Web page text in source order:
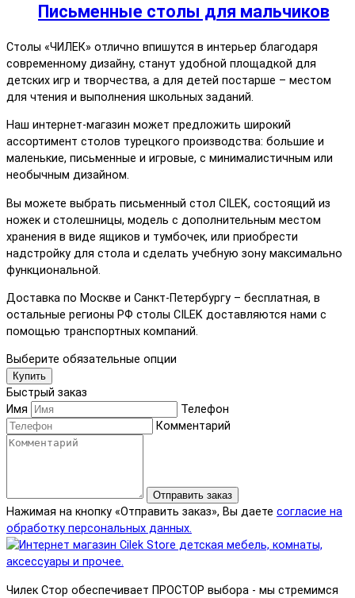
Письменные столы для мальчиков
Столы «ЧИЛЕК» отлично впишутся в интерьер благодаря
современному дизайну, станут удобной площадкой для
детских игр и творчества, а для детей постарше – местом
для чтения и выполнения школьных заданий.
Наш интернет-магазин может предложить широкий
ассортимент столов турецкого производства: большие и
маленькие, письменные и игровые, с минималистичным или
необычным дизайном.
Вы можете выбрать письменный стол CILEK, состоящий из
ножек и столешницы, модель с дополнительным местом
хранения в виде ящиков и тумбочек, или приобрести
надстройку для стола и сделать учебную зону максимально
функциональной.
Доставка по Москве и Санкт-Петербургу – бесплатная, в
остальные регионы РФ столы CILEK доставляются нами с
помощью транспортных компаний.
Выберите обязательные опции
Купить
Быстрый заказ
Имя
Телефон
Комментарий
Отправить заказ
Нажимая на кнопку «Отправить заказ», Вы даете согласие на
обработку персональных данных.
Чилек Стор обеспечивает ПРОСТОР выбора - мы стремимся